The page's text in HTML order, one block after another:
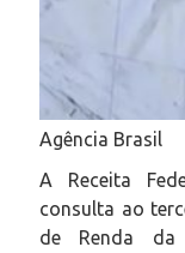
Agência Brasil
A Receita
consulta ao
de Renda da